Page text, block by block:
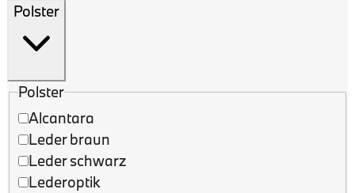
Polster
Polster
Alcantara
Leder braun
Leder schwarz
Lederoptik